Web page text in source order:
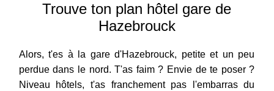
Horaires
Trouve ton plan hôtel gare de
Hazebrouck
Alors, t'es à la gare d'Hazebrouck, petite et un peu
perdue dans le nord. T'as faim ? Envie de te poser ?
Niveau hôtels, t'as franchement pas l'embarras du